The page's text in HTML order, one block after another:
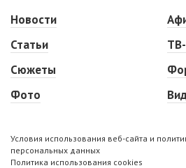
Новости
Статьи
Сюжеты
Фото
Условия использования веб-сайта и
персональных данных
Политика использования cookies